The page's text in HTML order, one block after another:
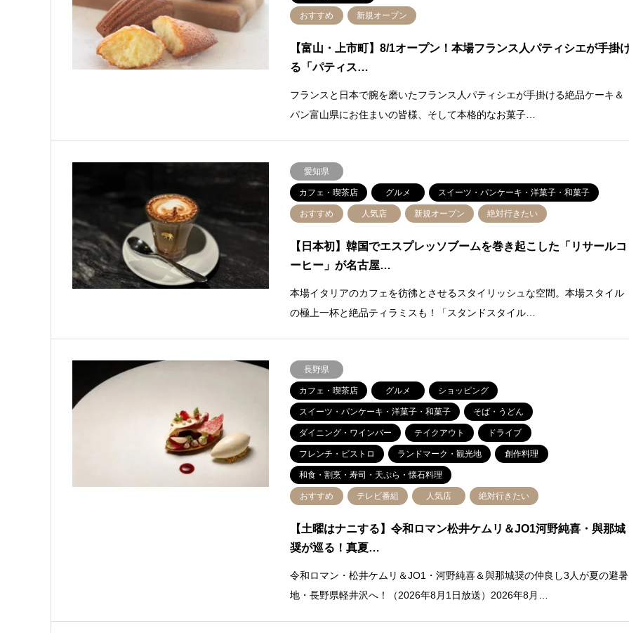
おすすめ 新規オープン
【富山・上市町】8/1オープン！本場フランス人パティシエが手掛
る「パティス…
フランスと日本で腕を磨いたフランス人パティシエが手掛ける絶品ケーキ＆
パン富山県にお住まいの皆様、そして本格的なお菓子…
愛知県
カフェ・喫茶店 グルメ スイーツ・パンケーキ・洋菓子・和菓子
おすすめ 人気店 新規オープン 絶対行きたい
【日本初】韓国でエスプレッソブームを巻き起こした「リサールコ
ーヒー」が名古屋…
本場イタリアのカフェを彷彿とさせるスタイリッシュな空間。本場スタイル
の極上一杯と絶品ティラミスも！「スタンドスタイル…
長野県
カフェ・喫茶店 グルメ ショッピング
スイーツ・パンケーキ・洋菓子・和菓子 そば・うどん
ダイニング・ワインバー テイクアウト ドライブ
フレンチ・ビストロ ランドマーク・観光地 創作料理
和食・割烹・寿司・天ぷら・懐石料理
おすすめ テレビ番組 人気店 絶対行きたい
【土曜はナニする】令和ロマン松井ケムリ＆JO1河野純喜・與那城
奨が巡る！真夏…
令和ロマン・松井ケムリ＆JO1・河野純喜＆與那城奨の仲良し3人が夏の避暑
地・長野県軽井沢へ！（2026年8月1日放送）2026年8月…